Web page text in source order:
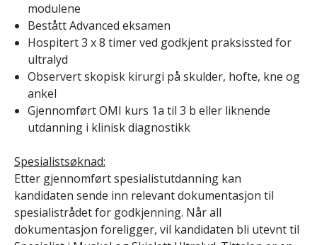
modulene
Bestått Advanced eksamen
Hospitert 3 x 8 timer ved godkjent praksissted for
ultralyd
Observert skopisk kirurgi på skulder, hofte, kne og
ankel
Gjennomført OMI kurs 1a til 3 b eller liknende
utdanning i klinisk diagnostikk
Spesialistsøknad:
Etter gjennomført spesialistutdanning kan
kandidaten sende inn relevant dokumentasjon til
spesialistrådet for godkjenning. Når all
dokumentasjon foreligger, vil kandidaten bli utevnt til